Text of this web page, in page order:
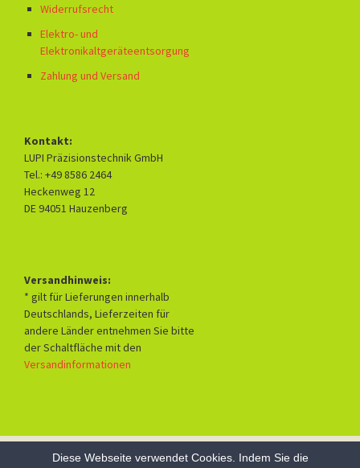
Widerrufsrecht
Elektro- und
Elektronikaltgeräteentsorgung
Zahlung und Versand
Kontakt:
LUPI Präzisionstechnik GmbH
Tel.: +49 8586 2464
Heckenweg 12
DE 94051 Hauzenberg
Versandhinweis:
* gilt für Lieferungen innerhalb
Deutschlands, Lieferzeiten für
andere Länder entnehmen Sie bitte
der Schaltfläche mit den
Versandinformationen
Diese Webseite verwendet Cookies. Indem Sie die